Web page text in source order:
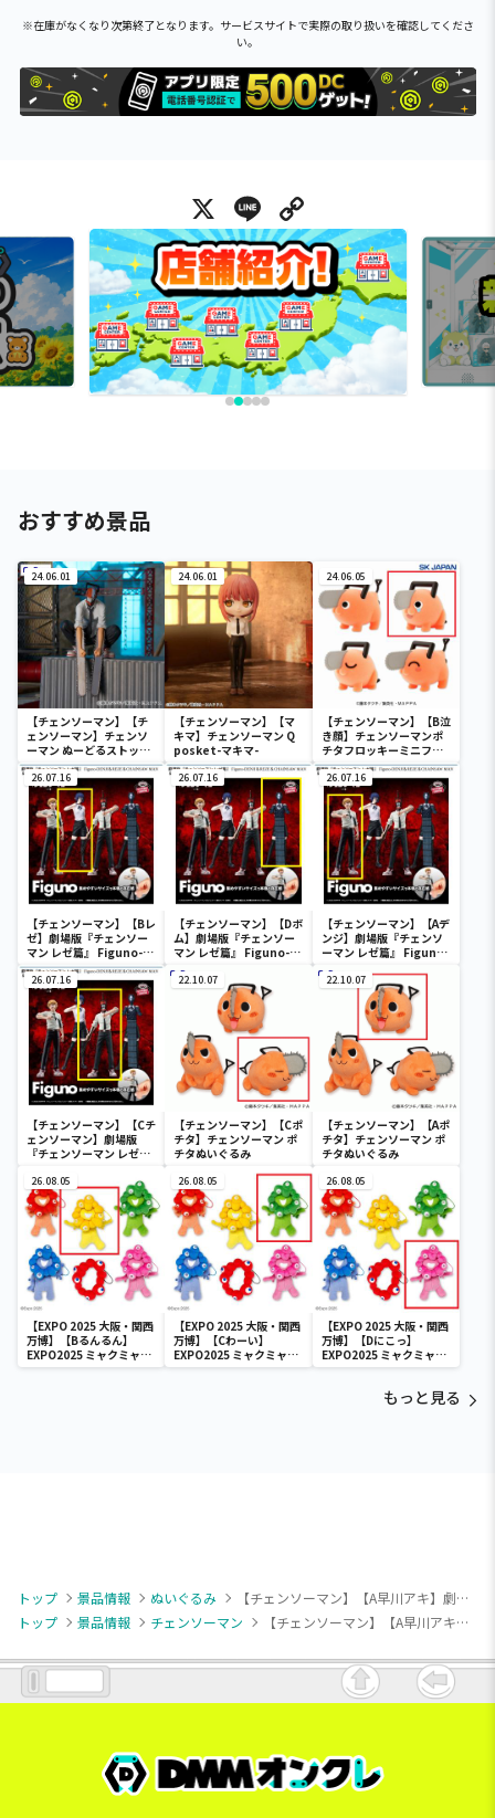
※在庫がなくなり次第終了となります。サービスサイトで実際の取り扱いを確認してくださ
い。
X Line
おすすめ景品
24.06.01
【チェンソーマン】【チ
ェンソーマン】チェンソ
ーマン ぬーどるストッパ
ーフィギュアーチェンソ
ーマンー
24.06.01
【チェンソーマン】【マ
キマ】チェンソーマン Q
posket-マキマ-
24.06.05
【チェンソーマン】【B泣
き顔】チェンソーマンポ
チタフロッキーミニフィ
ギュア
26.07.16
【チェンソーマン】【Bレ
ゼ】劇場版『チェンソー
マン レゼ篇』 Figuno-
DENJI＆REZE＆
CHAINSAW MAN＆
BOMB-
26.07.16
【チェンソーマン】【Dボ
ム】劇場版『チェンソー
マン レゼ篇』 Figuno-
CHAINSAW MAN＆
26.07.16
【チェンソーマン】【Aデ
ンジ】劇場版『チェンソ
ーマン レゼ篇』 Figuno-
CHAINSAW MAN＆
26.07.16
【チェンソーマン】【Cチ
ェンソーマン】劇場版
『チェンソーマン レゼ
REZE＆CHAINSAW MAN
＆BOMB-
22.10.07
【チェンソーマン】【Cポ
チタ】チェンソーマン ポ
チタぬいぐるみ
22.10.07
【チェンソーマン】【Aポ
チタ】チェンソーマン ポ
チタぬいぐるみ
26.08.05
【EXPO 2025 大阪・関西
万博】【Bるんるん】
EXPO2025 ミャクミャク
カラフルゴム紐付きぬい
26.08.05
【EXPO 2025 大阪・関西
万博】【Cわーい】
EXPO2025 ミャクミャク
カラフルゴム紐付きぬい
26.08.05
【EXPO 2025 大阪・関西
万博】【Dにこっ】
EXPO2025 ミャクミャク
カラフルゴム紐付きぬい
もっと見る
トップ 景品情報 ぬいぐるみ
【チェンソーマン】【A早川アキ】劇場版『チェンソーマン レゼ篇』 ぬいぐるみ②
トップ
景品情報 チェンソーマン 【チェンソーマン】【A早川アキ】劇場版『チェンソーマン レゼ篇』 ぬいぐるみ②